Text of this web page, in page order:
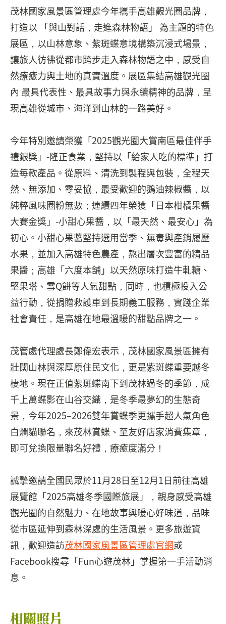
茂林國家風景區管理處今年攜手高雄觀光圈品牌，
打造以 「與山對話，走進森林物語」 為主題的特色
展區，以山林意象、紫斑蝶意境構築沉浸式場景，
讓旅人彷彿從都市跨步走入森林物語之中，感受自
然療癒力與土地的真實溫度。展區集結高雄觀光圈
內 最具代表性、最具故事力與永續精神的品牌，呈
現高雄從城市、海洋到山林的一路美好。
今年特別邀請榮獲「2025觀光圈大賞南區最佳伴手
禮銀獎」-隆正食業，堅持以「給家人吃的標準」打
造每款產品。從原料、清洗到製程與包裝，全程天
然、無添加、零妥協，最受歡迎的鵝油辣椒醬，以
純粹風味圈粉無數；連續四年榮獲「日本柑橘果醬
大賽金獎」-小甜心果醬，以「最天然、最安心」為
初心。小甜心果醬堅持選用當季、無毒與產銷履歷
水果，並加入高雄特色農產，熬出層次豐富的精品
果醬；高雄「六度本舖」以天然原味打造牛軋糖、
堅果塔、雪Q餅等人氣甜點，同時，也積極投入公
益行動，從捐贈救護車到長期義工服務，實踐企業
社會責任，是高雄在地最溫暖的甜點品牌之一。
茂管處代理處長鄭偉宏表示，茂林國家風景區擁有
壯闊山林與深厚原住民文化，更是紫斑蝶重要越冬
棲地。現在正值紫斑蝶南下到茂林過冬的季節，成
千上萬蝶影在山谷交織，是冬季最夢幻的生態奇
景，今年2025–2026雙年賞蝶季更攜手超人氣角色
白爛貓聯名，來茂林賞蝶、至友好店家消費集章，
即可兌換限量聯名好禮，療癒度滿分！
誠摯邀請全國民眾於11月28日至12月1日前往高雄
展覽館「2025高雄冬季國際旅展」，親身感受高雄
觀光圈的自然魅力、在地故事與暖心好味道，品味
從市區延伸到森林深處的生活風景。更多旅遊資
訊，歡迎造訪茂林國家風景區管理處官網或
Facebook搜尋「Fun心遊茂林」掌握第一手活動消
息。
相關照片